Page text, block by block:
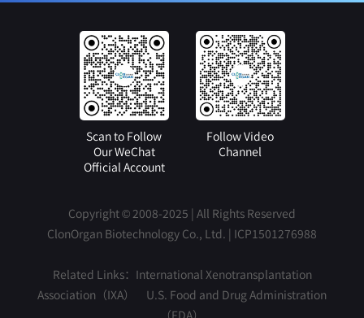
Scan to Follow
Our WeChat
Official Account
Follow Video
Channel
Copyright © 2008-2025 | All Rights Reserved
ClonOrgan Biotechnology Co., Ltd. | ICP1501276988
Related Links： International Xenotransplantation
Association（IXA）
U.S. Food and Drug Administration